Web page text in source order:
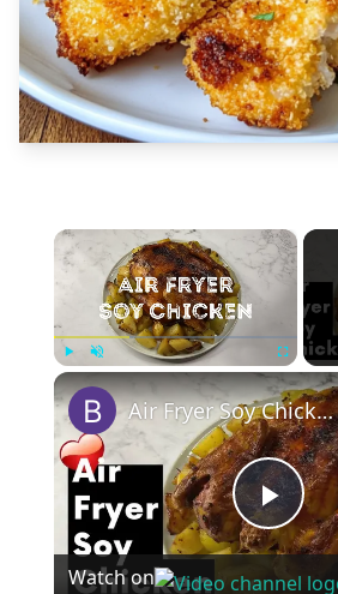
×
Unmute Fullscreen
Play
Air Fryer Soy Chicken | Roast Chicken Recipe | Air Fryer Recipe
Watch on